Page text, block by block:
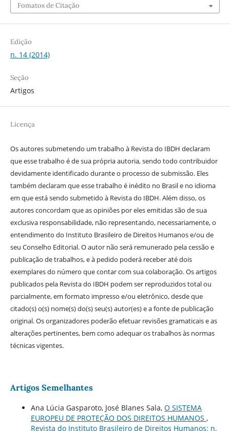
Fomatos de Citação
Edição
n. 14 (2014)
Seção
Artigos
Licença
Os autores submetendo um trabalho à Revista do IBDH declaram
que esse trabalho é de sua própria autoria, sendo todo contribuidor
devidamente identificado durante o processo de submissão. Eles
também declaram que esse trabalho é inédito no Brasil e no idioma
em que está sendo submetido à Revista do IBDH. Além disso, os
autores concordam que as opiniões por eles emitidas são de sua
exclusiva responsabilidade, não representando, necessariamente, o
entendimento do Instituto Brasileiro de Direitos Humanos e/ou de
seu Conselho Editorial. O autor não será remunerado pela cessão e
publicação de trabalhos, e à pedido poderá receber até dois
exemplares do número que contar com sua colaboração. Os artigos
publicados pela Revista do IBDH podem ser reproduzidos total ou
parcialmente, em formato impresso e/ou eletrônico, desde que
citado(s) o(s) nome(s) do(s) seu(s) autor(es) e a fonte de publicação
original. Os organizadores poderão efetuar revisões gramaticais e as
alterações pertinentes, bem como adequar os trabalhos às normas
técnicas vigentes.
Artigos Semelhantes
Ana Lúcia Gasparoto, José Blanes Sala, O SISTEMA
EUROPEU DE PROTEÇÃO DOS DIREITOS HUMANOS ,
Revista do Instituto Brasileiro de Direitos Humanos: n.